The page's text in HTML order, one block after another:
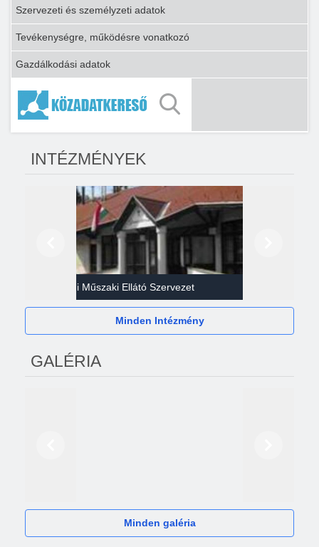
Szervezeti és személyzeti adatok
Tevékenységre, működésre vonatkozó
Gazdálkodási adatok
INTÉZMÉNYEK
Gazdasági Műszaki Ellátó Szervezet
Minden Intézmény
GALÉRIA
Minden galéria